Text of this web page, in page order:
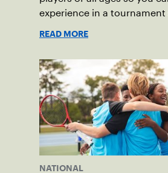
experience in a
READ MORE
NATIONAL